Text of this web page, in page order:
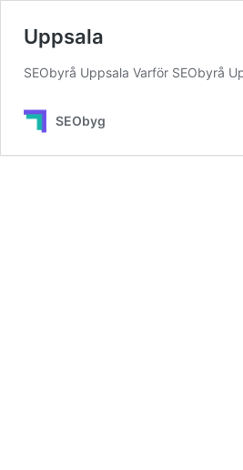
Uppsala
SEObyrå Uppsala Varför SEObyrå
SEObyg